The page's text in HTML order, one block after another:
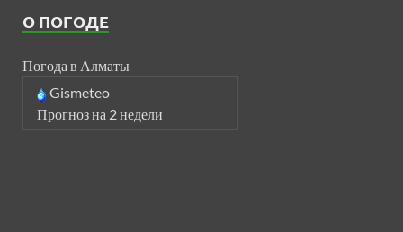
О ПОГОДЕ
Погода в Алматы
Gismeteo
Прогноз на 2 недели